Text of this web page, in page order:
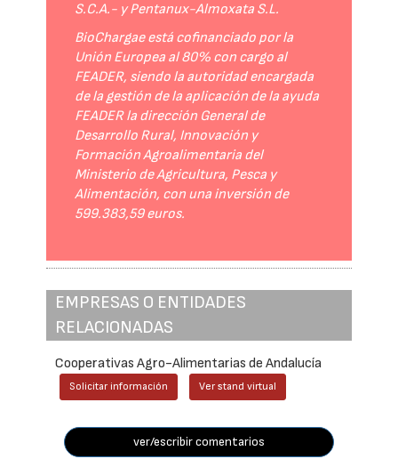
S.C.A.- y Pentanux-Almoxata S.L.
BioChargae está cofinanciado por la
Unión Europea al 80% con cargo al
FEADER, siendo la autoridad encargada
de la gestión de la aplicación de la ayuda
FEADER la dirección General de
Desarrollo Rural, Innovación y
Formación Agroalimentaria del
Ministerio de Agricultura, Pesca y
Alimentación, con una inversión de
599.383,59 euros.
EMPRESAS O ENTIDADES
RELACIONADAS
Cooperativas Agro-Alimentarias de Andalucía
Solicitar información Ver stand virtual
ver/escribir comentarios